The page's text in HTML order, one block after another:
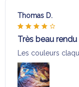
Thomas D.
Très beau rendu
Les couleurs